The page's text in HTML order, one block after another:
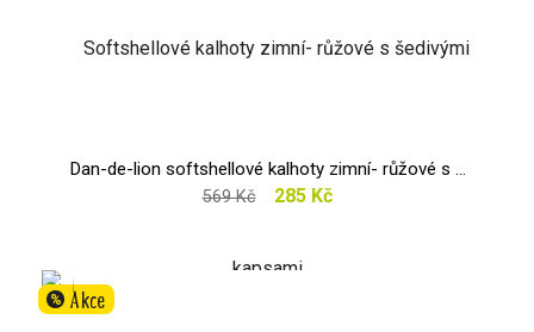
Dan-de-lion softshellové kalhoty zimní- růžové s ...
569 Kč 285 Kč
% Akce